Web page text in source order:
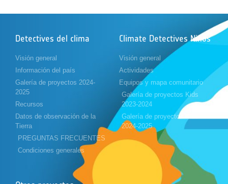
Detectives del clima
Visión general
Información del país
Galería de proyectos 2024-
2025
Recursos
Datos de observación de la
Tierra
PREGUNTAS FRECUENTES
Condiciones generales
Climate Detectives Niños
Visión general
Actividades
Equipos y mapa comunitario
Galería de proyectos Kids
2023-2024
Galería de proyectos Kids
2024-2025